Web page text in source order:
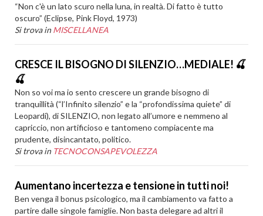
“Non c'è un lato scuro nella luna, in realtà. Di fatto è tutto
oscuro” (Eclipse, Pink Floyd, 1973)
Si trova in MISCELLANEA
CRESCE IL BISOGNO DI SILENZIO…MEDIALE! 🍒
🍒
Non so voi ma io sento crescere un grande bisogno di
tranquillità (“l’Infinito silenzio” e la “profondissima quiete” di
Leopardi), di SILENZIO, non legato all’umore e nemmeno al
capriccio, non artificioso e tantomeno compiacente ma
prudente, disincantato, politico.
Si trova in TECNOCONSAPEVOLEZZA
Aumentano incertezza e tensione in tutti noi!
Ben venga il bonus psicologico, ma il cambiamento va fatto a
partire dalle singole famiglie. Non basta delegare ad altri il